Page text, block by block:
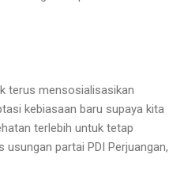
terus mensosialisasikan
kebiasaan baru supaya kita
terlebih untuk tetap
usungan partai PDI Perjuangan,